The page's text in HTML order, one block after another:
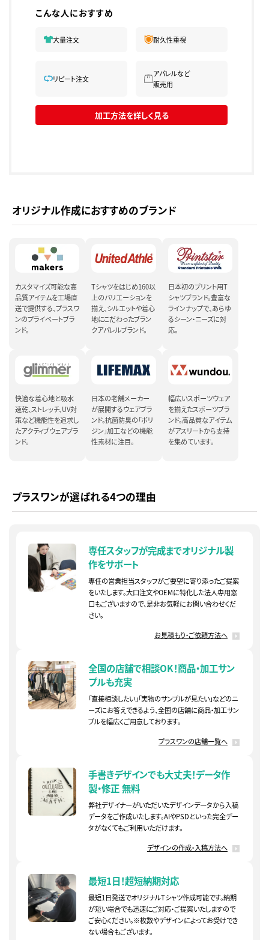
こんな人におすすめ
大量注文 耐久性重視
リピート注文
アパレルなど
販売用
加工方法を詳しく見る
オリジナル作成におすすめのブランド
カスタマイズ可能な高
品質アイテムを工場直
送で提供する、プラスワ
ンのプライベートブラ
ンド。
Tシャツをはじめ160以
上のバリエーションを
揃え、シルエットや着心
地にこだわったブラン
クアパレルブランド。
日本初のプリント用T
シャツブランド。豊富な
ラインナップで、あらゆ
るシーン・ニーズに対
応。
快適な着心地と吸水
速乾、ストレッチ、UV対
策など機能性を追求し
たアクティブウェアブラ
ンド。
日本の老舗メーカー
が展開するウェアブラ
ンド。抗菌防臭の「ポリ
ジン」加工などの機能
性素材に注目。
幅広いスポーツウェア
を揃えたスポーツブラ
ンド。高品質なアイテム
がアスリートから支持
を集めています。
プラスワンが選ばれる4つの理由
専任スタッフが完成までオリジナル製
作をサポート
専任の営業担当スタッフがご要望に寄り添ったご提案
をいたします。大口注文やOEMに特化した法人専用窓
口もございますので、是非お気軽にお問い合わせくだ
さい。
お見積もり・ご依頼方法へ
全国の店舗で相談OK！商品・加工サン
プルも充実
「直接相談したい」「実物のサンプルが見たい」などのニ
ーズにお答えできるよう、全国の店舗に商品・加工サン
プルを幅広くご用意しております。
プラスワンの店舗一覧へ
手書きデザインでも大丈夫！データ作
製・修正 無料
弊社デザイナーがいただいたデザインデータから入稿
データをご作成いたします。AIやPSDといった完全デー
タがなくてもご利用いただけます。
デザインの作成・入稿方法へ
最短1日！超短納期対応
最短1日発送でオリジナルTシャツ作成可能です。納期
が短い場合でも迅速にご対応・ご提案いたしますので
ご安心ください。※枚数やデザインによってお受けでき
ない場合もございます。